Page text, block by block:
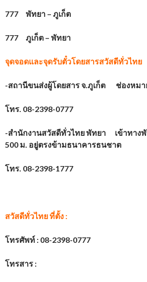
777 พัทยา – ภูเก็ต
777 ภูเก็ต – พัทยา
จุดจอดและจุดรับตั๋วโดยสารสวัสดีทั่วไทย
-สถานีขนส่งผู้โดยสาร จ.ภูเก็ต ช่องหมา
โทร. 08-2398-0777
-สำนักงานสวัสดีทั่วไทย พัทยา เข้าทาง
500 ม. อยู่ตรงข้ามธนาคารธนชาต
โทร. 08-2398-1777
สวัสดีทั่วไทย ที่ตั้ง :
โทรศัพท์ : 08-2398-0777
โทรสาร :